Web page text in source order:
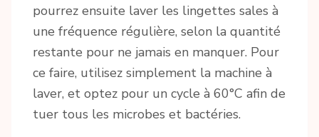
pourrez ensuite laver les lingettes sales à
une fréquence régulière, selon la quantité
restante pour ne jamais en manquer. Pour
ce faire, utilisez simplement la machine à
laver, et optez pour un cycle à 60°C afin de
tuer tous les microbes et bactéries.